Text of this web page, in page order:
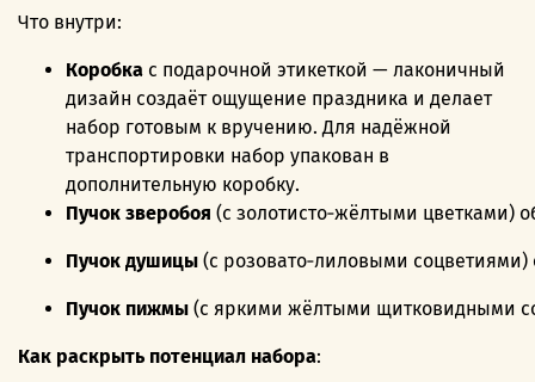
Что внутри:
Коробка с подарочной этикеткой — лаконичный
дизайн создаёт ощущение праздника и делает
набор готовым к вручению. Для надёжной
транспортировки набор упакован в
дополнительную коробку.
Пучок зверобоя (с золотисто‑жёлтыми цветками)
Пучок душицы (с розовато‑лиловыми соцветиями)
Пучок пижмы (с яркими жёлтыми щитковидными
Как раскрыть потенциал набора: